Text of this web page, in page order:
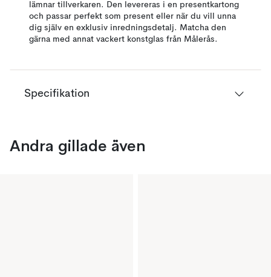
lämnar tillverkaren. Den levereras i en presentkartong
och passar perfekt som present eller när du vill unna
dig själv en exklusiv inredningsdetalj. Matcha den
gärna med annat vackert konstglas från Målerås.
Specifikation
Andra gillade även